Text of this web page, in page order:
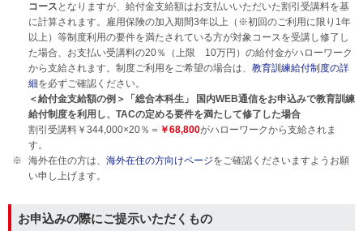
コース となりますが、給付金支給額はお支払いいただいた割引受講料を基
に計算されます。雇用保険の加入期間3年以上（※初回のご利用に限り1年
以上）等制度利用の要件を満たされている方が対象コースを受講し修了し
た場合、お支払い受講料の20％（上限 10万円）の給付金がハローワーク
から支給されます。制度ご利用をご希望の場合は、 教育訓練給付制度の詳
細を必ずご確認ください。
＜給付金支給額の例＞「総合本科生」 国内WEB通信をお申込みで教育訓練
給付制度を利用し、TACの定める要件を満たして修了した場合
割引受講料￥344,000×20％＝ ￥68,800がハローワークから支給されま
す。
海外在住の方は、 海外在住の方向けページをご確認くださいますようお願
い申し上げます。
お申込みの際にご提示いただくもの